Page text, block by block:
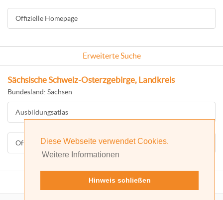
Diese Webseite verwendet Cookies.
Weitere Informationen
Hinweis schließen
Offizielle Homepage
Erweiterte Suche
Sächsische Schweiz-Osterzgebirge, Landkreis
Bundesland: Sachsen
Ausbildungsatlas
Offizielle Homepage